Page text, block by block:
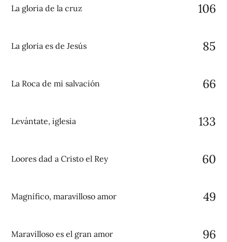
La gloria de la cruz 106
La gloria es de Jesús 85
La Roca de mi salvación 66
Levántate, iglesia 133
Loores dad a Cristo el Rey 60
Magnífico, maravilloso amor 49
Maravilloso es el gran amor 96